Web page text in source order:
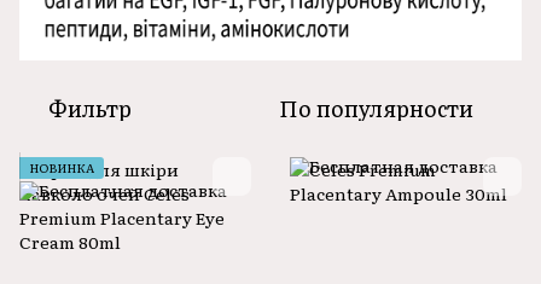
Фильтр По популярности
НОВИНКА